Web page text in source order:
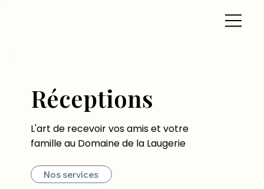
Réceptions
L'art de recevoir vos amis et votre
famille au Domaine de la Laugerie
Nos services